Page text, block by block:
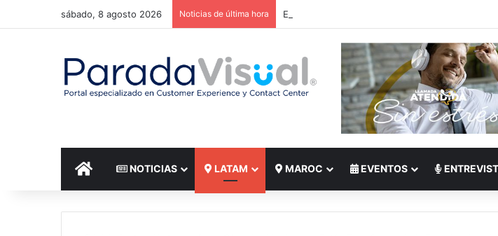
sábado, 8 agosto 2026 Noticias de última hora El reto del Nearshoring: Crisis de talento
INICIO NOTICIAS LATAM MAROC EVENTOS